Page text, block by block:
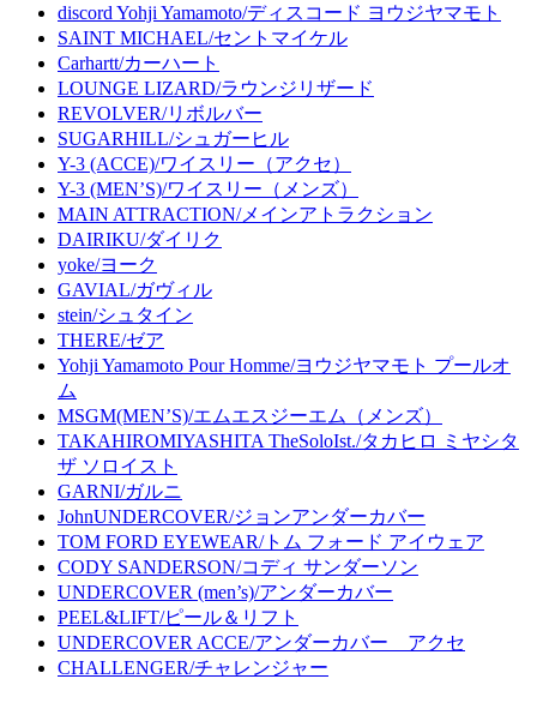
discord Yohji Yamamoto/ディスコード ヨウジヤマモト
SAINT MICHAEL/セントマイケル
Carhartt/カーハート
LOUNGE LIZARD/ラウンジリザード
REVOLVER/リボルバー
SUGARHILL/シュガーヒル
Y-3 (ACCE)/ワイスリー（アクセ）
Y-3 (MEN’S)/ワイスリー（メンズ）
MAIN ATTRACTION/メインアトラクション
DAIRIKU/ダイリク
yoke/ヨーク
GAVIAL/ガヴィル
stein/シュタイン
THERE/ゼア
Yohji Yamamoto Pour Homme/ヨウジヤマモト プールオ
ム
MSGM(MEN’S)/エムエスジーエム（メンズ）
TAKAHIROMIYASHITA TheSoloIst./タカヒロ ミヤシタ
ザ ソロイスト
GARNI/ガルニ
JohnUNDERCOVER/ジョンアンダーカバー
TOM FORD EYEWEAR/トム フォード アイウェア
CODY SANDERSON/コディ サンダーソン
UNDERCOVER (men’s)/アンダーカバー
PEEL&LIFT/ピール＆リフト
UNDERCOVER ACCE/アンダーカバー アクセ
CHALLENGER/チャレンジャー